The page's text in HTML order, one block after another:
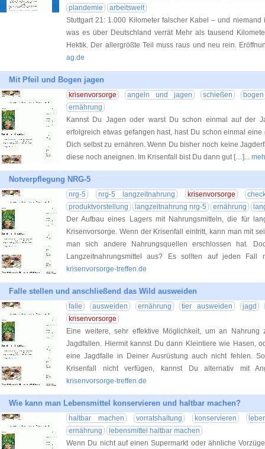
plandemie
arbeitswelt
Stuttgart 21: 1.000 Kilometer falscher Kabel – und
was es über Deutschland verrät Mehr als tausend
Hektik. Der allergrößte Teil muss raus und neu rein.
ag.de
Mit Pfeil und Bogen jagen
krisenvorsorge angeln und jagen schießen
bogen
ernährung
Kannst Du Jagen oder warst Du schon einmal auf der
erfolgreich etwas gefangen hast, hast Du schon einmal
Dich selbst zu ernähren. Wenn Du bisher noch keine
diese noch aneignen. Im Krisenfall bist Du dann gut […]...
Notverpflegung NRG-5
nrg-5 nrg-5 langzeitnahrung krisenvorsorge
produktvorstellung
langzeitnahrung nrg-5 ernährung
Der Aufbau eines Lagers mit Nahrungsmitteln, die für
Krisenvorsorge. Wenn der Krisenfall eintritt, kann man mit
man sich andere Nahrungsquellen erschlossen hat.
Langzeitnahrungsmittel aus? Es sollten auf jeden Fall
krisenvorsorge-treffen.de
Falle stellen und anschließend das Wild ausweiden
falle ausweiden ernährung tier ausweiden
jagd
krisenvorsorge
Eine weitere, sehr effektive Möglichkeit, um an
Jagdfallen. Hiermit kannst Du dann Kleintiere wie Hasen,
eine Jagdfalle in Deiner Ausrüstung auch nicht fehlen.
Krisenfall nicht verfügen, kannst Du alternativ mit
krisenvorsorge-treffen.de
Wie kann man Lebensmittel konservieren und haltbar machen?
haltbar machen vorratshaltung konservieren
ernährung
lebensmittel haltbar machen
Wenn Du nicht auf einen Supermarkt oder ähnliche